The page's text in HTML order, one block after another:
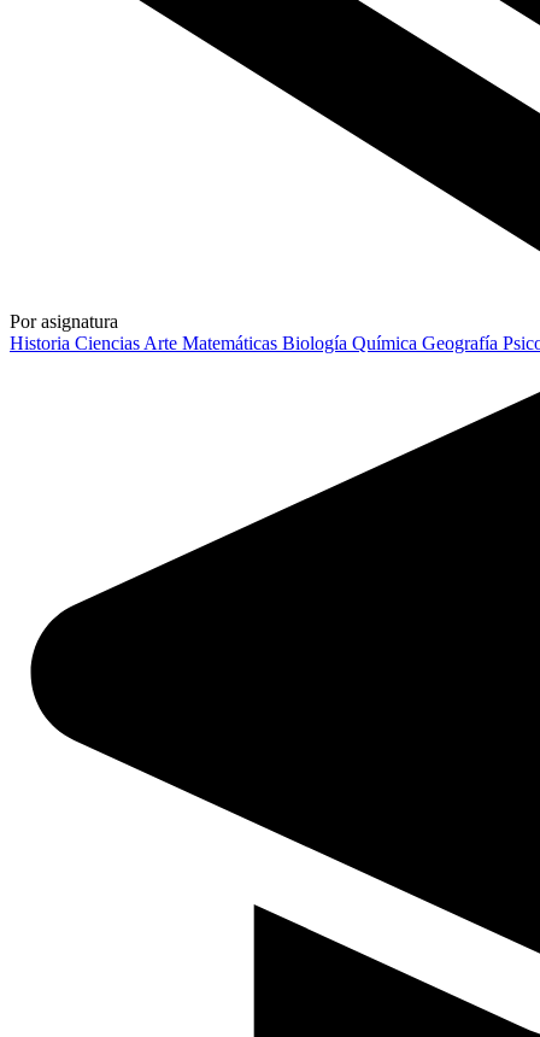
Por asignatura
Historia Ciencias Arte Matemáticas Biología Química Geografía